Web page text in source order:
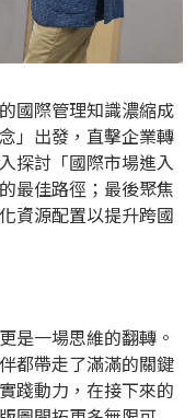
國際管理知識濃縮成
」出發，直擊企業轉
探討「國際市場進入
最佳路徑；最後聚焦
資源配置以提升跨國
是一場思維的翻轉。
都帶走了滿滿的關鍵
踐動力，在接下來的